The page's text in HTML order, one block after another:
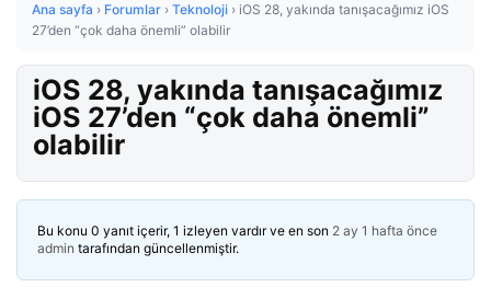
Ana sayfa › Forumlar › Teknoloji › iOS 28, yakında tanışacağımız iOS
27’den “çok daha önemli” olabilir
iOS 28, yakında tanışacağımız
iOS 27’den “çok daha önemli”
olabilir
Bu konu 0 yanıt içerir, 1 izleyen vardır ve en son 2 ay 1 hafta önce
admin tarafından güncellenmiştir.